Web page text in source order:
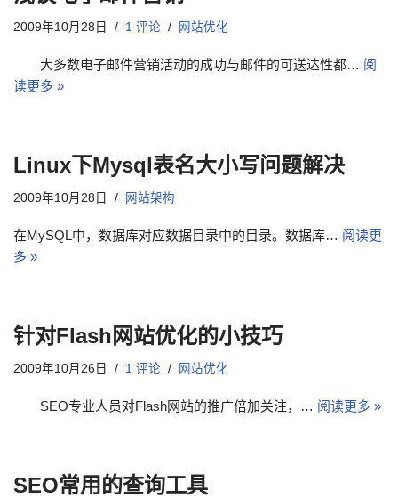
2009年10月28日 1 评论 网站优化
大多数电子邮件营销活动的成功与邮件的可送达性都… 阅
读更多 »
Linux下Mysql表名大小写问题解决
2009年10月28日 网站架构
在MySQL中，数据库对应数据目录中的目录。数据库… 阅读更
多 »
针对Flash网站优化的小技巧
2009年10月26日 1 评论 网站优化
SEO专业人员对Flash网站的推广倍加关注，… 阅读更多 »
SEO常用的查询工具